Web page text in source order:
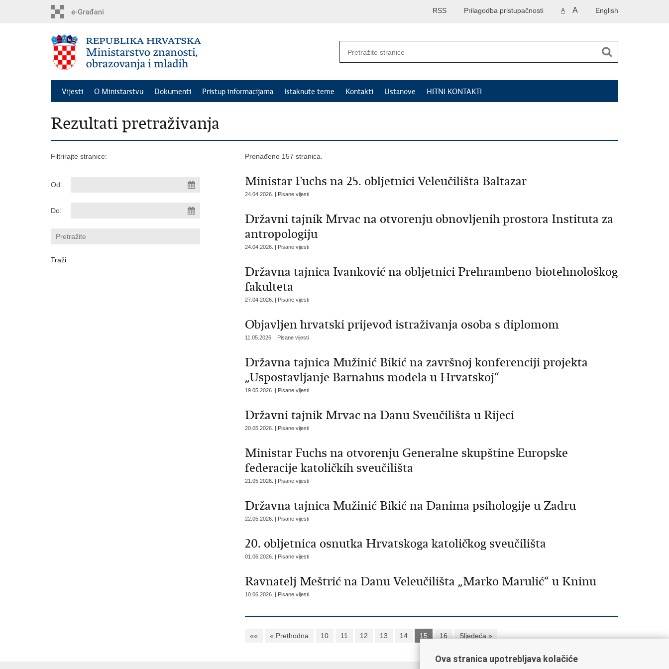
English
A A
Prilagodba pristupačnosti
RSS
Vijesti O Ministarstvu Dokumenti Pristup informacijama Istaknute teme Kontakti Ustanove HITNI KONTAKTI
Rezultati pretraživanja
Filtrirajte stranice:
Od:
Do:
Pronađeno 157 stranica.
Ministar Fuchs na 25. obljetnici Veleučilišta Baltazar
24.04.2026. | Pisane vijesti
Državni tajnik Mrvac na otvorenju obnovljenih prostora Instituta za
antropologiju
24.04.2026. | Pisane vijesti
Državna tajnica Ivanković na obljetnici Prehrambeno-biotehnološkog
fakulteta
27.04.2026. | Pisane vijesti
Objavljen hrvatski prijevod istraživanja osoba s diplomom
11.05.2026. | Pisane vijesti
Državna tajnica Mužinić Bikić na završnoj konferenciji projekta
„Uspostavljanje Barnahus modela u Hrvatskoj“
19.05.2026. | Pisane vijesti
Državni tajnik Mrvac na Danu Sveučilišta u Rijeci
20.05.2026. | Pisane vijesti
Ministar Fuchs na otvorenju Generalne skupštine Europske
federacije katoličkih sveučilišta
21.05.2026. | Pisane vijesti
Državna tajnica Mužinić Bikić na Danima psihologije u Zadru
22.05.2026. | Pisane vijesti
20. obljetnica osnutka Hrvatskoga katoličkog sveučilišta
01.06.2026. | Pisane vijesti
Ravnatelj Meštrić na Danu Veleučilišta „Marko Marulić“ u Kninu
10.06.2026. | Pisane vijesti
«« « Prethodna 10 11 12 13 14 15 16 Sljedeća »
Ova stranica upotrebljava kolačiće